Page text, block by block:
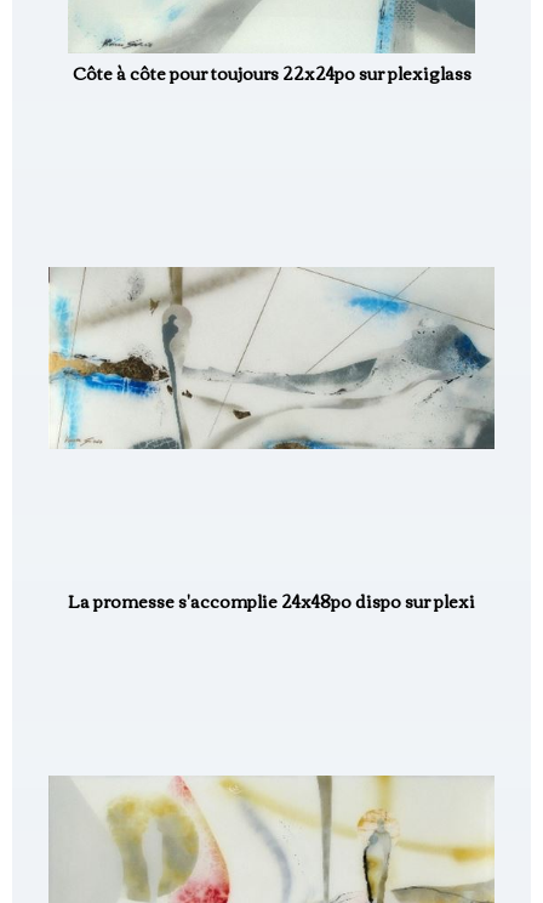
Côte à côte pour toujours 22x24po sur plexiglass
La promesse s'accomplie 24x48po dispo sur plexi